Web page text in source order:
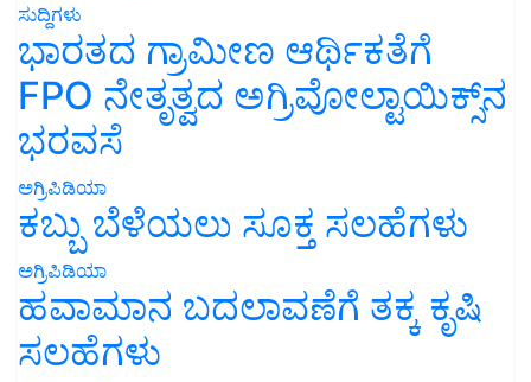
ಸುದ್ದಿಗಳು
ಭಾರತದ ಗ್ರಾಮೀಣ ಆರ್ಥಿಕತೆಗೆ
FPO ನೇತೃತ್ವದ ಅಗ್ರಿವೋಲ್ಟಾಯಿಕ್ಸ್‌ನ
ಭರವಸೆ
ಅಗ್ರಿಪಿಡಿಯಾ
ಕಬ್ಬು ಬೆಳೆಯಲು ಸೂಕ್ತ ಸಲಹೆಗಳು
ಅಗ್ರಿಪಿಡಿಯಾ
ಹವಾಮಾನ ಬದಲಾವಣೆಗೆ ತಕ್ಕ ಕೃಷಿ
ಸಲಹೆಗಳು